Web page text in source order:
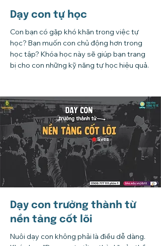
Dạy con tự học
Con bạn có gặp khó khăn trong việc tự
học? Bạn muốn con chủ động hơn trong
học tập? Khóa học này sẽ giúp bạn trang
bị cho con những kỹ năng tự học hiệu quả.
Dạy con trưởng thành từ
nền tảng cốt lõi
Nuôi dạy con không phải là điều dễ dàng.